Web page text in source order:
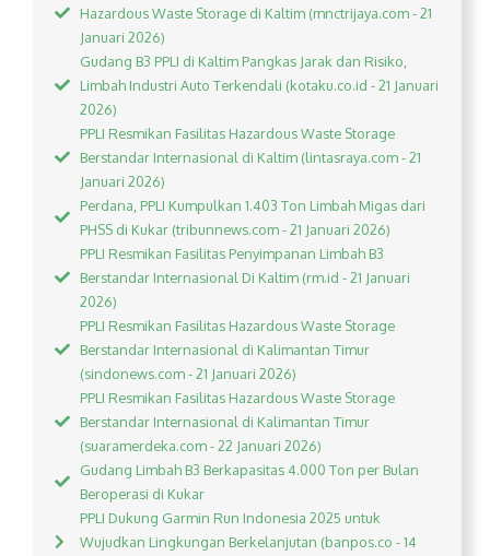
Hazardous Waste Storage di Kaltim (mnctrijaya.com - 21
Januari 2026)
Gudang B3 PPLI di Kaltim Pangkas Jarak dan Risiko,
Limbah Industri Auto Terkendali (kotaku.co.id - 21 Januari
2026)
PPLI Resmikan Fasilitas Hazardous Waste Storage
Berstandar Internasional di Kaltim (lintasraya.com - 21
Januari 2026)
Perdana, PPLI Kumpulkan 1.403 Ton Limbah Migas dari
PHSS di Kukar (tribunnews.com - 21 Januari 2026)
PPLI Resmikan Fasilitas Penyimpanan Limbah B3
Berstandar Internasional Di Kaltim (rm.id - 21 Januari
2026)
PPLI Resmikan Fasilitas Hazardous Waste Storage
Berstandar Internasional di Kalimantan Timur
(sindonews.com - 21 Januari 2026)
PPLI Resmikan Fasilitas Hazardous Waste Storage
Berstandar Internasional di Kalimantan Timur
(suaramerdeka.com - 22 Januari 2026)
Gudang Limbah B3 Berkapasitas 4.000 Ton per Bulan
Beroperasi di Kukar
PPLI Dukung Garmin Run Indonesia 2025 untuk
Wujudkan Lingkungan Berkelanjutan (banpos.co - 14